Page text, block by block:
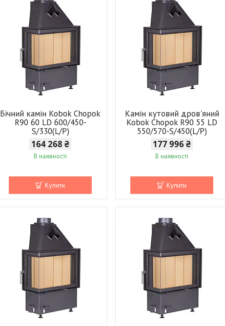
Бічний камін Kobok Chopok
R90 60 LD 600/450-
S/330(L/P)
164 268 ₴
В наявності
Купити
Камін кутовий дров'яний
Kobok Chopok R90 55 LD
550/570-S/450(L/P)
177 996 ₴
В наявності
Купити